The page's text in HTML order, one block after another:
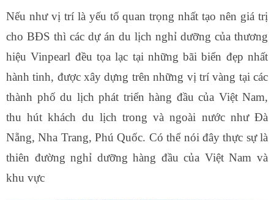
Nếu như vị trí là yếu tố quan trọng nhất tạo nên giá trị
cho BĐS thì các dự án du lịch nghỉ dưỡng của thương
hiệu Vinpearl đều tọa lạc tại những bãi biển đẹp nhất
hành tinh, được xây dựng trên những vị trí vàng tại các
thành phố du lịch phát triển hàng đầu của Việt Nam,
thu hút khách du lịch trong và ngoài nước như Đà
Nẵng, Nha Trang, Phú Quốc. Có thể nói đây thực sự là
thiên đường nghỉ dưỡng hàng đầu của Việt Nam và
khu vực